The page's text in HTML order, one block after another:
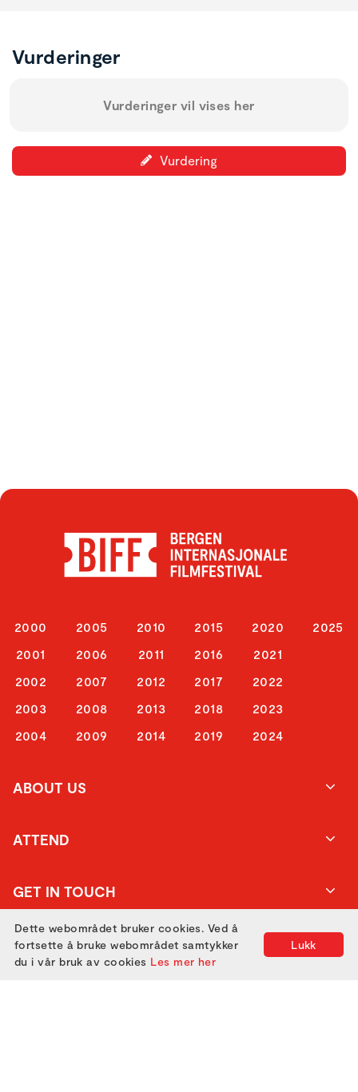
Vurderinger
Vurderinger vil vises her
Vurdering
2000
2001
2002
2003
2004
2005
2006
2007
2008
2009
2010
2011
2012
2013
2014
2015
2016
2017
2018
2019
2020
2021
2022
2023
2024
2025
ABOUT US
ATTEND
GET IN TOUCH
Lukk
Dette webområdet bruker cookies. Ved å
fortsette å bruke webområdet samtykker
du i vår bruk av cookies Les mer her